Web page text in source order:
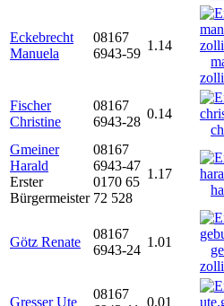
Eckebrecht
Manuela
08167
6943-59
1.14
Fischer
Christine
08167
6943-28
0.14
Gmeiner
Harald
Erster
Bürgermeister
08167
6943-47
0170 65
72 528
1.17
Götz Renate
08167
6943-24
1.01
Gresser Ute
08167
0.01